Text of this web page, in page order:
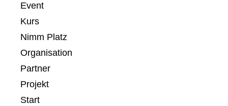
Event
Kurs
Nimm Platz
Organisation
Partner
Projekt
Start